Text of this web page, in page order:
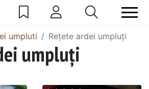
umpluti Rețete ardei umpluți
umpluți